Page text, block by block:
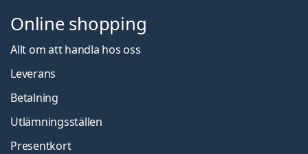
Online shopping
Allt om att handla hos oss
Leverans
Betalning
Utlämningsställen
Presentkort